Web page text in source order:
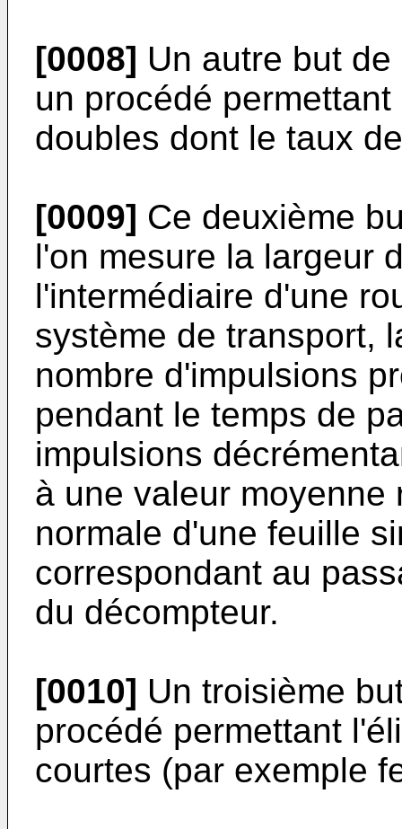
[0008] Un autre but
un procédé
doubles dont le taux
[0009] Ce deuxième
l'on mesure la largeur
l'intermédiaire d'une
système de transport,
nombre d'impulsions
pendant le temps de
impulsions
à une valeur
normale d'une feuille
correspondant au
du décompteur.
[0010] Un troisième
procédé permettant
courtes (par exemple